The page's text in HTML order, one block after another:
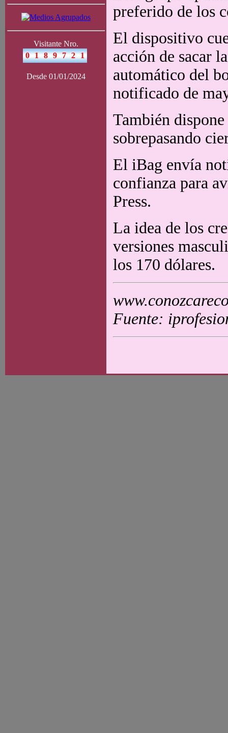
Visitante Nro.
Desde 01/01/2024
preferido de los
El dispositivo
acción de sacar
automático del
notificado de
También
sobrepasando
El iBag envía
confianza para
Press.
La idea de los
versiones
los 170 dólares.
Fuente: